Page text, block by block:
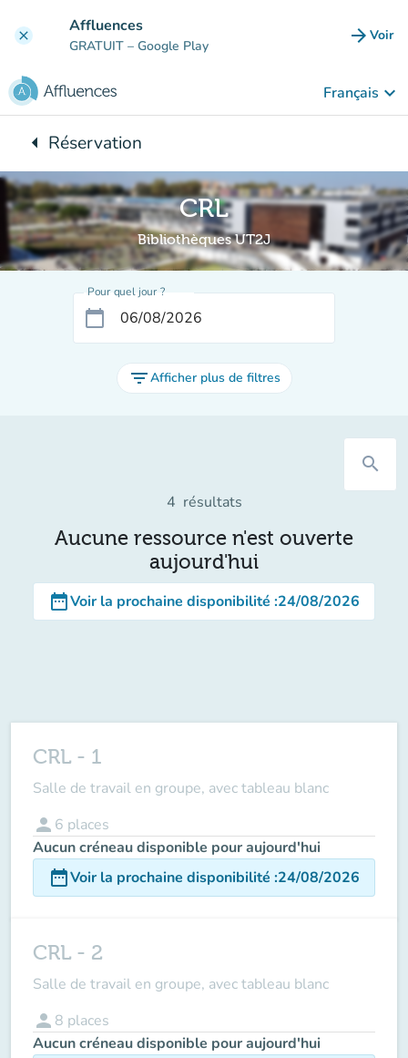
clear Affluences
GRATUIT – Google Play arrow_forward Voir
Français keyboard_arrow_down
arrow_leftRetour à :
Réservation
CRL
Bibliothèques UT2J
Pour quel jour ?
calendar_today
filter_listAfficher plus de filtres
search
4 résultats
Aucune ressource n'est ouverte
aujourd'hui
date_rangeVoir la prochaine disponibilité :24/08/2026
CRL - 1
Salle de travail en groupe, avec tableau blanc
person 6 places
Aucun créneau disponible pour aujourd'hui
date_rangeVoir la prochaine disponibilité :24/08/2026
CRL - 2
Salle de travail en groupe, avec tableau blanc
person 8 places
Aucun créneau disponible pour aujourd'hui